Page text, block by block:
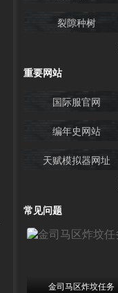
裂隙种树
终局玩法
重要网站
国际服官网
编年史网站
天赋模拟器网址
常见问题
金司马区炸坟任务